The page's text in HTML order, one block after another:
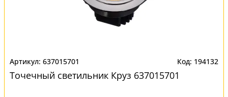
637015701 194132
Точечный светильник Круз 637015701